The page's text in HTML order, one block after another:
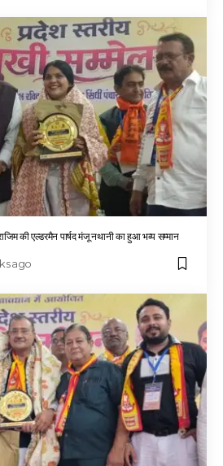
की एल्डरमैन पार्षद मंजू नथानी का हुआ भव्य सम्मान
ago